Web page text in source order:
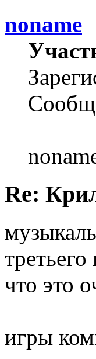
noname
Re:
что это
игры